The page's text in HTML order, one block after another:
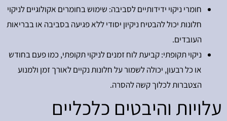
חומרי ניקוי ידידותיים לסביבה: שימוש בחומרים אקולוגיים לניקוי
חלונות יכול להבטיח ניקיון יסודי ללא פגיעה בסביבה או בבריאות
העובדים.
ניקוי תקופתי: קביעת לוח זמנים לניקוי תקופתי, כמו פעם בחודש
או כל רבעון, יכולה לשמור על חלונות נקיים לאורך זמן ולמנוע
הצטברות לכלוך קשה להסרה.
עלויות והיבטים כלכליים